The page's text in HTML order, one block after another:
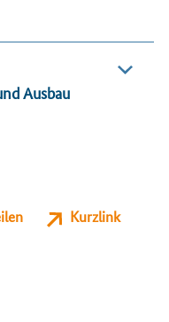
Ausbau
Kurzlink